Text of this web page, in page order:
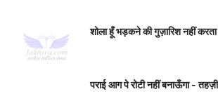
शोला हूँ भड़कने की गुज़ारिश नहीं
पराई आग पे रोटी नहीं बनाऊँगा -